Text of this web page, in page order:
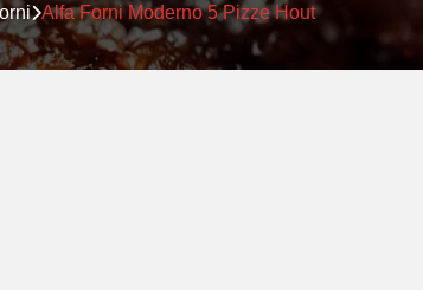
Alfa Forni Moderno 5 Pizze Hout